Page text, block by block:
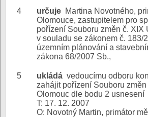
4 určuje Martina Novotného,
Olomouce, zastupitelem pro
pořízení Souboru změn č. XIX
v souladu se zákonem č. 183/
územním plánování a
zákona 68/2007 Sb.,
5 ukládá vedoucímu odboru
zahájit pořízení Souboru
Olomouc dle bodu 2 usnesení
T: 17. 12. 2007
O: Novotný Martin, primátor